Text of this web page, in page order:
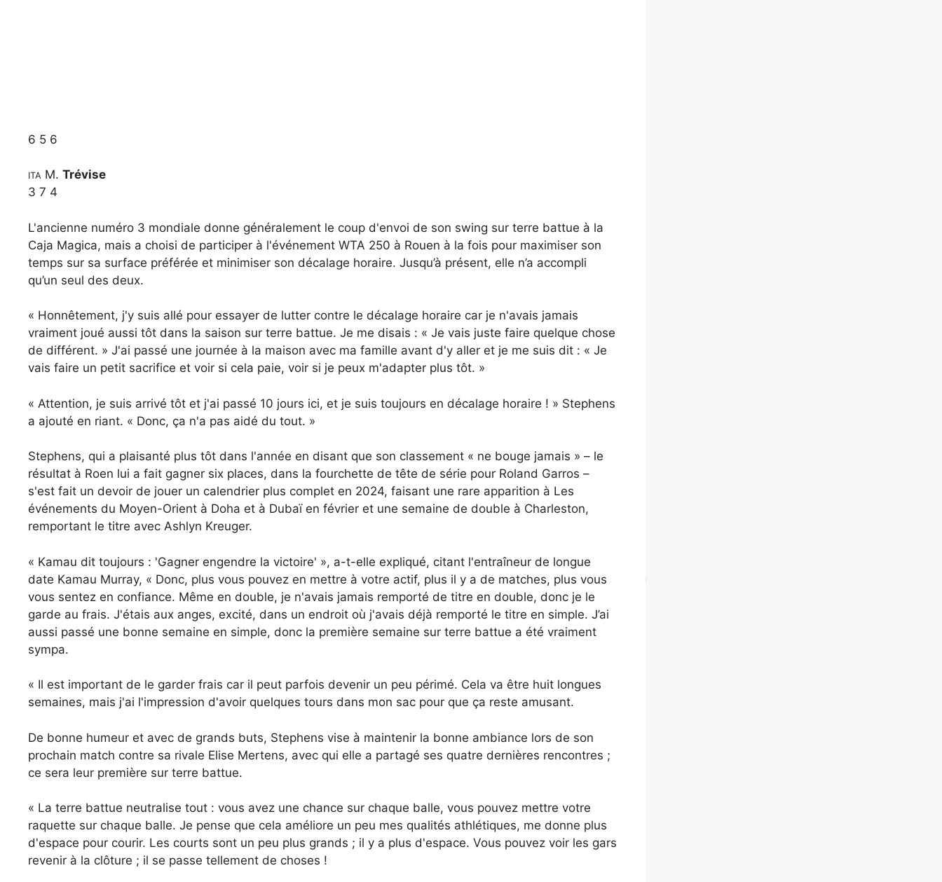
6 5 6
ITA M. Trévise
3 7 4
L'ancienne numéro 3 mondiale donne généralement le coup d'envoi de son swing sur terre battue à la
Caja Magica, mais a choisi de participer à l'événement WTA 250 à Rouen à la fois pour maximiser son
temps sur sa surface préférée et minimiser son décalage horaire. Jusqu’à présent, elle n’a accompli
qu’un seul des deux.
« Honnêtement, j'y suis allé pour essayer de lutter contre le décalage horaire car je n'avais jamais
vraiment joué aussi tôt dans la saison sur terre battue. Je me disais : « Je vais juste faire quelque chose
de différent. » J'ai passé une journée à la maison avec ma famille avant d'y aller et je me suis dit : « Je
vais faire un petit sacrifice et voir si cela paie, voir si je peux m'adapter plus tôt. »
« Attention, je suis arrivé tôt et j'ai passé 10 jours ici, et je suis toujours en décalage horaire ! » Stephens
a ajouté en riant. « Donc, ça n'a pas aidé du tout. »
Stephens, qui a plaisanté plus tôt dans l'année en disant que son classement « ne bouge jamais » – le
résultat à Roen lui a fait gagner six places, dans la fourchette de tête de série pour Roland Garros –
s'est fait un devoir de jouer un calendrier plus complet en 2024, faisant une rare apparition à Les
événements du Moyen-Orient à Doha et à Dubaï en février et une semaine de double à Charleston,
remportant le titre avec Ashlyn Kreuger.
« Kamau dit toujours : 'Gagner engendre la victoire' », a-t-elle expliqué, citant l'entraîneur de longue
date Kamau Murray, « Donc, plus vous pouvez en mettre à votre actif, plus il y a de matches, plus vous
vous sentez en confiance. Même en double, je n'avais jamais remporté de titre en double, donc je le
garde au frais. J'étais aux anges, excité, dans un endroit où j'avais déjà remporté le titre en simple. J’ai
aussi passé une bonne semaine en simple, donc la première semaine sur terre battue a été vraiment
sympa.
« Il est important de le garder frais car il peut parfois devenir un peu périmé. Cela va être huit longues
semaines, mais j'ai l'impression d'avoir quelques tours dans mon sac pour que ça reste amusant.
De bonne humeur et avec de grands buts, Stephens vise à maintenir la bonne ambiance lors de son
prochain match contre sa rivale Elise Mertens, avec qui elle a partagé ses quatre dernières rencontres ;
ce sera leur première sur terre battue.
« La terre battue neutralise tout : vous avez une chance sur chaque balle, vous pouvez mettre votre
raquette sur chaque balle. Je pense que cela améliore un peu mes qualités athlétiques, me donne plus
d'espace pour courir. Les courts sont un peu plus grands ; il y a plus d'espace. Vous pouvez voir les gars
revenir à la clôture ; il se passe tellement de choses !